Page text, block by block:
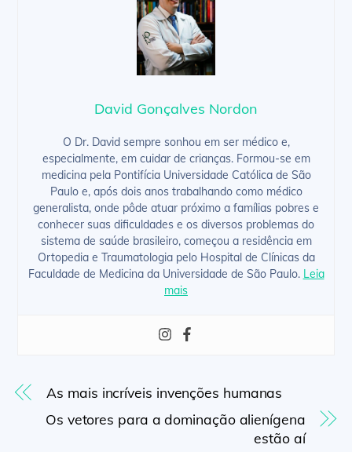
David Gonçalves Nordon
O Dr. David sempre sonhou em ser médico e,
especialmente, em cuidar de crianças. Formou-se em
medicina pela Pontifícia Universidade Católica de São
Paulo e, após dois anos trabalhando como médico
generalista, onde pôde atuar próximo a famílias pobres e
conhecer suas dificuldades e os diversos problemas do
sistema de saúde brasileiro, começou a residência em
Ortopedia e Traumatologia pelo Hospital de Clínicas da
Faculdade de Medicina da Universidade de São Paulo. Leia
mais
As mais incríveis invenções humanas
Os vetores para a dominação alienígena
estão aí